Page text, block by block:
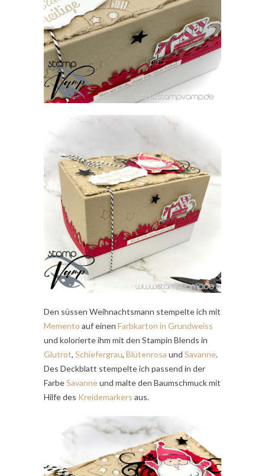
Den süssen Weihnachtsmann stempelte ich mit
Memento auf einen Farbkarton in Grundweiss
und kolorierte ihm mit den Stampin Blends in
Glutrot, Schiefergrau, Blütenrosa und Savanne.
Des Deckblatt stempelte ich passend in der
FarbeSavanneund malte den Baumschmuck mit
Hilfe des Kreidemarkers aus.